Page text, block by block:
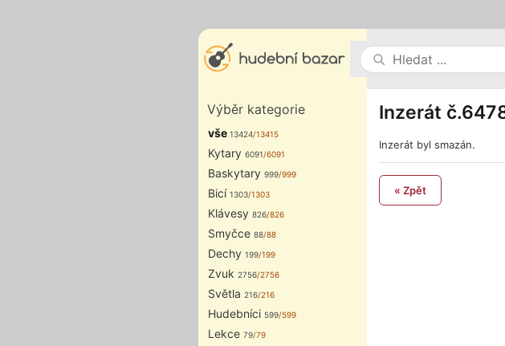
Výběr kategorie
vše 13424/13415
Kytary 6091/6091
Baskytary 999/999
Bicí 1303/1303
Klávesy 826/826
Smyčce 88/88
Dechy 199/199
Zvuk 2756/2756
Světla 216/216
Hudebníci 599/599
Lekce 79/79
Inzerát
Inzerát byl smazán.
« Zpět